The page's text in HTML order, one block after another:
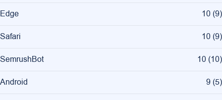
Edge 10 (9)
Safari 10 (9)
SemrushBot 10 (10)
Android 9 (5)